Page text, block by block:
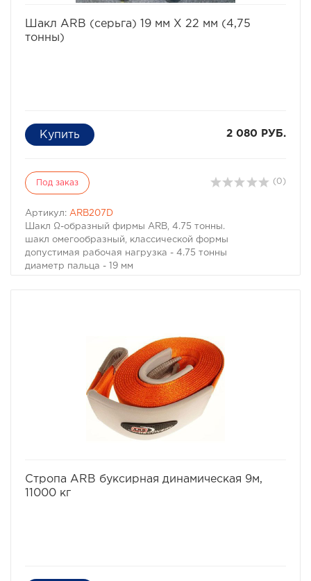
Шакл ARB (серьга) 19 мм X 22 мм (4,75
тонны)
2 080 РУБ.
Под заказ (0)
Артикул: ARB207D
Шакл Ω-образный фирмы ARB, 4.75 тонны.
шакл омегообразный, классической формы
допустимая рабочая нагрузка - 4.75 тонны
диаметр пальца - 19 мм
Стропа ARB буксирная динамическая 9м,
11000 кг